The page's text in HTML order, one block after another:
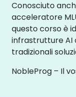
Conosciuto
acceleratore
questo corso è
infrastrutture AI
tradizionali
NobleProg – Il